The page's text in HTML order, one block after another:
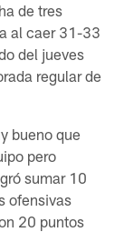
de tres
al caer 31-33
del jueves
regular de
bueno que
pero
sumar 10
ofensivas
20 puntos